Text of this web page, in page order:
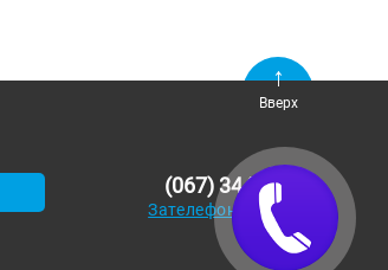
Вверх
(067) 344-10-20
Зателефонуйте мені